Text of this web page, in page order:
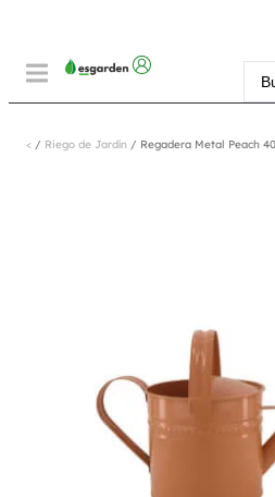
< / Riego de Jardín / Regadera Metal Peach